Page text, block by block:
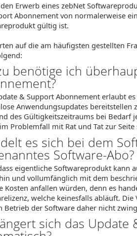
Erwerb eines zebNet
Abonnement von normalerweise
gültig ist.
auf die am häufigsten gestellten
benötige ich
& Support Abonnement erlaubt
Anwendungsupdates bereitstellen
des Gültigkeitszeitraums bei Bedarf
Problemfall mit Rat und Tat zur Seite
es sich bei dem
Software-Abo?
eigentliche Softwareprodukt kann
und vollumfänglich mit dem
Kosten anfallen würden, denn es
welche keinesfalls abläuft.
Betrieb der Software daher nicht
sich das